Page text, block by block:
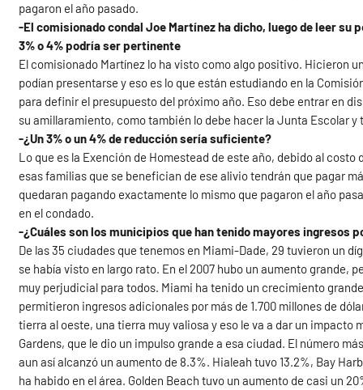
pagaron el año pasado.
-El comisionado condal Joe Martínez ha dicho, luego de leer
3% o 4% podría ser pertinente
El comisionado Martínez lo ha visto como algo positivo. Hicieron
podían presentarse y eso es lo que están estudiando en la
para definir el presupuesto del próximo año. Eso debe entrar en
su amillaramiento, como también lo debe hacer la Junta Escolar
-¿Un 3% o un 4% de reducción sería suficiente?
Lo que es la Exención de Homestead de este año, debido al
esas familias que se benefician de ese alivio tendrán que pagar
quedaran pagando exactamente lo mismo que pagaron el año
en el condado.
-¿Cuáles son los municipios que han tenido mayores ingresos
De las 35 ciudades que tenemos en Miami-Dade, 29 tuvieron un
se había visto en largo rato. En el 2007 hubo un aumento
muy perjudicial para todos. Miami ha tenido un crecimiento
permitieron ingresos adicionales por más de 1.700 millones de
tierra al oeste, una tierra muy valiosa y eso le va a dar un
Gardens, que le dio un impulso grande a esa ciudad. El número
aun así alcanzó un aumento de 8.3%. Hialeah tuvo 13.2%, Bay
ha habido en el área. Golden Beach tuvo un aumento de casi un